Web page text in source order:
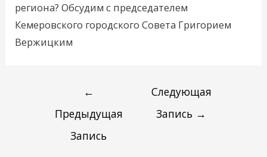
региона? Обсудим с председателем
Кемеровского городского Совета Григорием
Вержицким
←
Предыдущая
Запись
Следующая
Запись →